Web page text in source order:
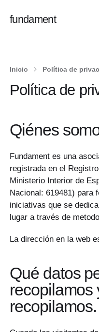
fundament
Inicio Política de
Política de
Qiénes
Fundament es una
registrada en el
Ministerio Interior de
Nacional: 619481) para
iniciativas que se
lugar a través de
La dirección en la web
Qué datos
recopilamos
recopilamos.